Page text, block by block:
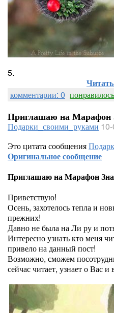
5.
комментарии: 0
Приглашаю на Марафон
Подарки_своими_руками
Это цитата сообщения
Оригинальное сообщение
Приглашаю на Марафон
Приветствую!
Осень, захотелось тепла и
прежних!
Давно не была на Ли ру и
Интересно узнать кто меня
привело на данный пост!
Возможно, сможем
сейчас читает, узнает о Вас